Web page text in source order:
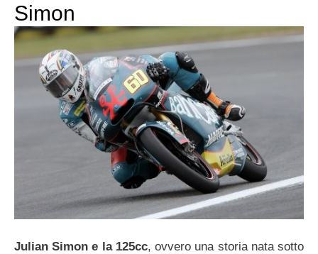
Simon
Julian Simon e la 125cc, ovvero una storia nata sotto